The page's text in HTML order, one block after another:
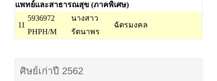
แพทย์และสาธารณสุข (ภาคพิเศษ)
11
5936972
PHPH/M
นางสาว
รัตนาพร
ฉัตรมงคล
ศิษย์เก่าปี 2562